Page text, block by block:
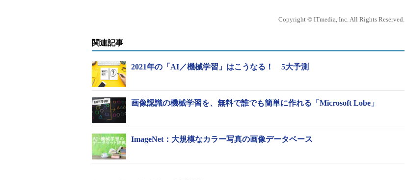
Copyright © ITmedia, Inc. All Rights Reserved.
関連記事
2021年の「AI／機械学習」はこうなる！ 5大予測
画像認識の機械学習を、無料で誰でも簡単に作れる「Microsoft Lobe」
ImageNet：大規模なカラー写真の画像データベース